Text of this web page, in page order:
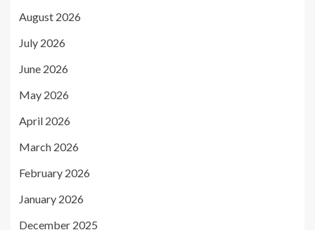
August 2026
July 2026
June 2026
May 2026
April 2026
March 2026
February 2026
January 2026
December 2025